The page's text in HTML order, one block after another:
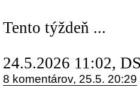
Tento týždeň ...
24.5.2026 11:02,
8 komentárov, 25.5. 20:29